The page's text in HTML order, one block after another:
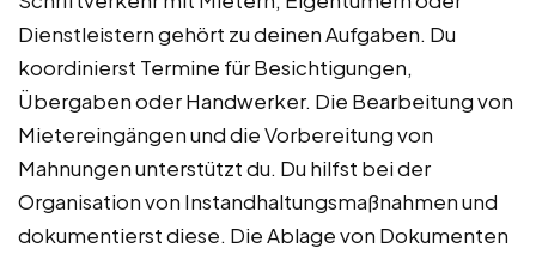
Dienstleistern gehört zu deinen Aufgaben. Du
koordinierst Termine für Besichtigungen,
Übergaben oder Handwerker. Die Bearbeitung von
Mietereingängen und die Vorbereitung von
Mahnungen unterstützt du. Du hilfst bei der
Organisation von Instandhaltungsmaßnahmen und
dokumentierst diese. Die Ablage von Dokumenten